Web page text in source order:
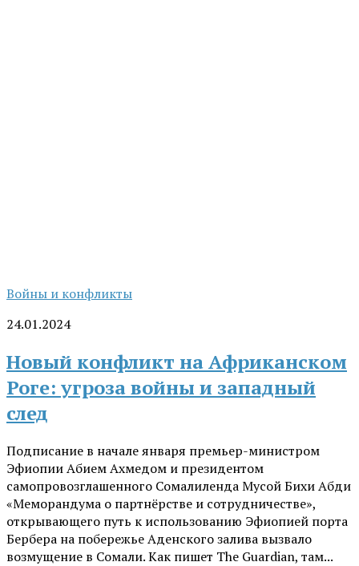
Войны и конфликты
24.01.2024
Новый конфликт на Африканском
Роге: угроза войны и западный
след
Подписание в начале января премьер-министром
Эфиопии Абием Ахмедом и президентом
самопровозглашенного Сомалиленда Мусой Бихи Абди
«Меморандума о партнёрстве и сотрудничестве»,
открывающего путь к использованию Эфиопией порта
Бербера на побережье Аденского залива вызвало
возмущение в Сомали. Как пишет The Guardian, там...